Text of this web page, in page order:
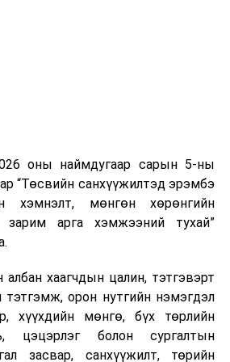
нийцсэн ариун
цэврийн
байгууламжаар солих
ажлын санхүүжилтийг
“Эрдэнэт” ТӨҮГ-аар
хариуцлагын хүрээнд
шийдвэрлүүлэн 2021-
2022 онд багтаан
хэрэгжүүлэх ажлыг
зохион байгуулах” гэж
зах зээлд үйлчилдэг гадаадын
нөлөөлөхөөр байна. Тухайлбал,
төвүүдийн орлогын 80 гаруй
бүрддэг бөгөөд тус улсын
байр эрсдэлд орж болзошгүйг
оны наймдугаар сарын 5-ны
“Төсвийн санхүүжилтэд эрэмбэ
хэмнэлт, мөнгөн хөрөнгийн
зарим арга хэмжээний тухай”
албан хаагчдын цалин, тэтгэвэрт
тэтгэмж, орон нутгийн нэмэгдэл
хүүхдийн мөнгө, бүх төрлийн
цэцэрлэг болон сургалтын
засвар, санхүүжилт, төрийн